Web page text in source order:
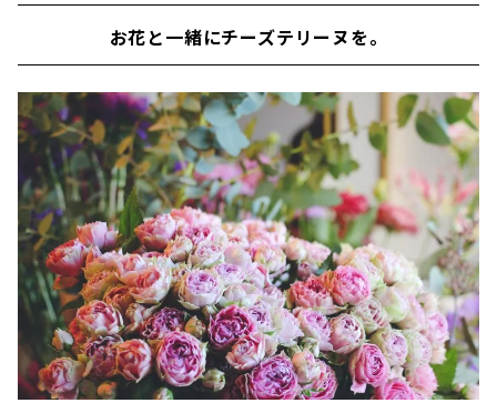
お花と一緒にチーズテリーヌを。